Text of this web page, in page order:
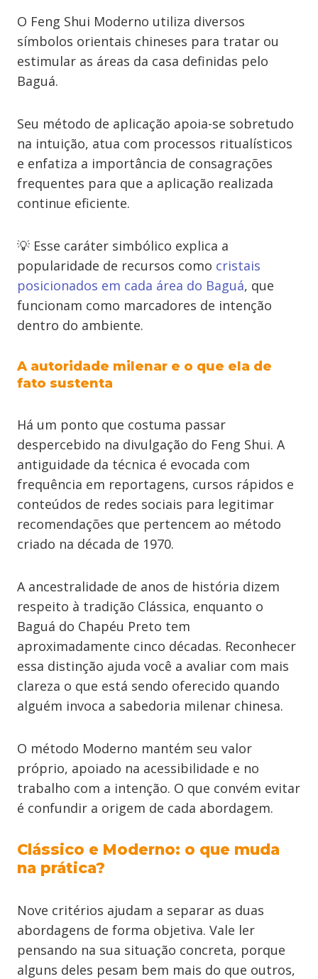
O Feng Shui Moderno utiliza diversos
símbolos orientais chineses para tratar ou
estimular as áreas da casa definidas pelo
Baguá.
Seu método de aplicação apoia-se sobretudo
na intuição, atua com processos ritualísticos
e enfatiza a importância de consagrações
frequentes para que a aplicação realizada
continue eficiente.
💡 Esse caráter simbólico explica a
popularidade de recursos como cristais
posicionados em cada área do Baguá, que
funcionam como marcadores de intenção
dentro do ambiente.
A autoridade milenar e o que ela de
fato sustenta
Há um ponto que costuma passar
despercebido na divulgação do Feng Shui. A
antiguidade da técnica é evocada com
frequência em reportagens, cursos rápidos e
conteúdos de redes sociais para legitimar
recomendações que pertencem ao método
criado na década de 1970.
A ancestralidade de anos de história dizem
respeito à tradição Clássica, enquanto o
Baguá do Chapéu Preto tem
aproximadamente cinco décadas. Reconhecer
essa distinção ajuda você a avaliar com mais
clareza o que está sendo oferecido quando
alguém invoca a sabedoria milenar chinesa.
O método Moderno mantém seu valor
próprio, apoiado na acessibilidade e no
trabalho com a intenção. O que convém evitar
é confundir a origem de cada abordagem.
Clássico e Moderno: o que muda
na prática?
Nove critérios ajudam a separar as duas
abordagens de forma objetiva. Vale ler
pensando na sua situação concreta, porque
alguns deles pesam bem mais do que outros,